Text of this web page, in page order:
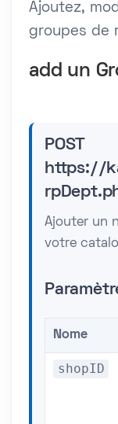
Ajoutez,
groupes de
add un
POST
https://
Ajouter un
votre
Nome
shopID